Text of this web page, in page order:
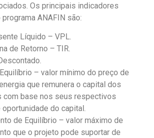
Os principais indicadores
ANAFIN são:
Líquido – VPL.
de Retorno – TIR.
– valor mínimo do preço de
que remunera o capital dos
com base nos seus respectivos
do capital.
de Equilíbrio – valor máximo de
que o projeto pode suportar de